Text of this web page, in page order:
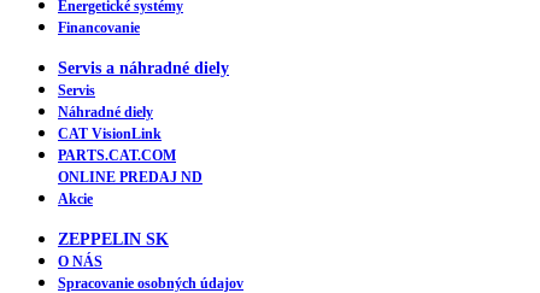
Energetické systémy
Financovanie
Servis a náhradné diely
Servis
Náhradné diely
CAT VisionLink
PARTS.CAT.COM
ONLINE PREDAJ ND
Akcie
ZEPPELIN SK
O NÁS
Spracovanie osobných údajov